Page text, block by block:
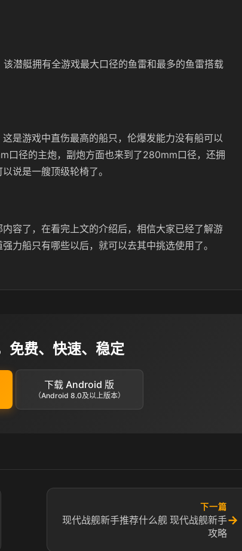
潜艇拥有全游戏最大口径的鱼雷和最多的鱼雷搭载
是游戏中直伤最高的船只，伦爆发能力没有船可以
口径的主炮，副炮方面也来到了280mm口径，还拥
说是一艘顶级轮椅了。
容了，在看完上文的介绍后，相信大家已经了解游
力船只有哪些以后，就可以去其中挑选使用了。
免费、快速、稳定
下载 Android 版
（Android 8.0及以上版本）
下一篇
现代战舰新手推荐什么舰 现代战舰新手
攻略
→